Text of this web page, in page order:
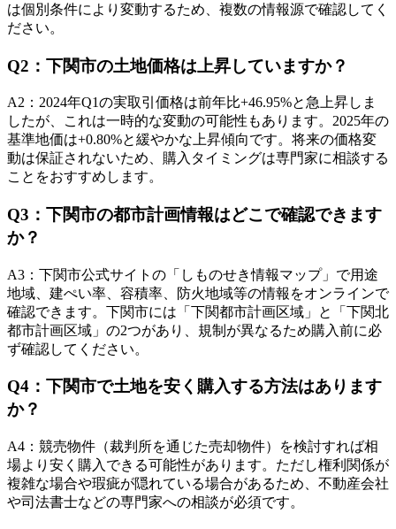
は個別条件により変動するため、複数の情報源で確認してく
ださい。
Q2 ： 下関市の土地価格は上昇していますか？
A2 ： 2024年Q1の実取引価格は前年比+46.95%と急上昇しま
したが、これは一時的な変動の可能性もあります。2025年の
基準地価は+0.80%と緩やかな上昇傾向です。将来の価格変
動は保証されないため、購入タイミングは専門家に相談する
ことをおすすめします。
Q3 ： 下関市の都市計画情報はどこで確認できます
か？
A3 ： 下関市公式サイトの「しものせき情報マップ」で用途
地域、建ぺい率、容積率、防火地域等の情報をオンラインで
確認できます。下関市には「下関都市計画区域」と「下関北
都市計画区域」の2つがあり、規制が異なるため購入前に必
ず確認してください。
Q4 ： 下関市で土地を安く購入する方法はあります
か？
A4 ： 競売物件（裁判所を通じた売却物件）を検討すれば相
場より安く購入できる可能性があります。ただし権利関係が
複雑な場合や瑕疵が隠れている場合があるため、不動産会社
や司法書士などの専門家への相談が必須です。